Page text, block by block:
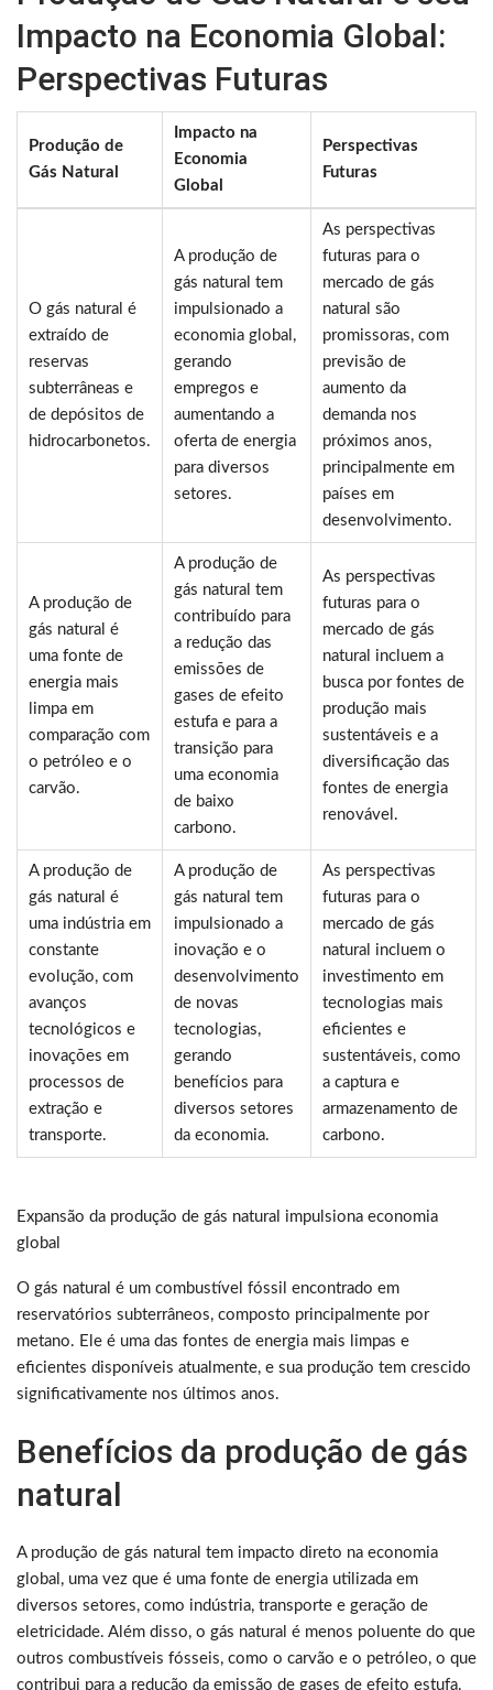
Impacto na Economia Global:
Perspectivas Futuras
Produção de
Gás Natural
Impacto na
Economia
Global
Perspectivas
Futuras
O gás natural é
extraído de
reservas
subterrâneas e
de depósitos de
hidrocarbonetos.
A produção de
gás natural tem
impulsionado a
economia global,
gerando
empregos e
aumentando a
oferta de energia
para diversos
setores.
As perspectivas
futuras para o
mercado de gás
natural são
promissoras, com
previsão de
aumento da
demanda nos
próximos anos,
principalmente em
países em
desenvolvimento.
A produção de
gás natural é
uma fonte de
energia mais
limpa em
comparação com
o petróleo e o
carvão.
A produção de
gás natural tem
contribuído para
a redução das
emissões de
gases de efeito
estufa e para a
transição para
uma economia
de baixo
carbono.
As perspectivas
futuras para o
mercado de gás
natural incluem a
busca por fontes de
produção mais
sustentáveis e a
diversificação das
fontes de energia
renovável.
A produção de
gás natural é
uma indústria em
constante
evolução, com
avanços
tecnológicos e
inovações em
processos de
extração e
transporte.
A produção de
gás natural tem
impulsionado a
inovação e o
desenvolvimento
de novas
tecnologias,
gerando
benefícios para
diversos setores
da economia.
As perspectivas
futuras para o
mercado de gás
natural incluem o
investimento em
tecnologias mais
eficientes e
sustentáveis, como
a captura e
armazenamento de
carbono.
Expansão da produção de gás natural impulsiona economia
global
O gás natural é um combustível fóssil encontrado em
reservatórios subterrâneos, composto principalmente por
metano. Ele é uma das fontes de energia mais limpas e
eficientes disponíveis atualmente, e sua produção tem crescido
significativamente nos últimos anos.
Benefícios da produção de gás
natural
A produção de gás natural tem impacto direto na economia
global, uma vez que é uma fonte de energia utilizada em
diversos setores, como indústria, transporte e geração de
eletricidade. Além disso, o gás natural é menos poluente do que
outros combustíveis fósseis, como o carvão e o petróleo, o que
contribui para a redução da emissão de gases de efeito estufa.